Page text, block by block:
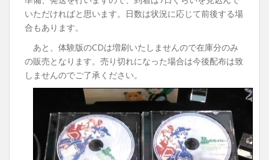
いただければと思います。日数は状況に応じて前後する場
合もあります。
あと、体験版のCDは増刷いたしませんので在庫分のみ
の販売となります。売り切れになった場合は今後配布は致
しませんのでご了承ください。